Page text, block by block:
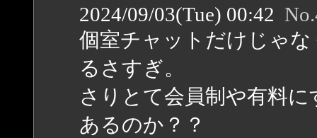
2024/09/03(Tue) 00:42
個室チャットだけじゃ
るさすぎ。
さりとて会員制や有料
あるのか？？